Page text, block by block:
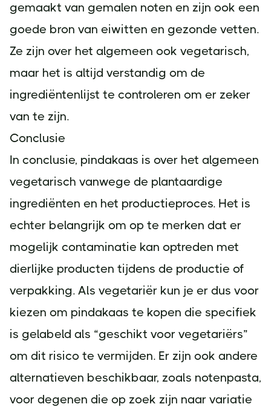
gemaakt van gemalen noten en zijn ook een
goede bron van eiwitten en gezonde vetten.
Ze zijn over het algemeen ook vegetarisch,
maar het is altijd verstandig om de
ingrediëntenlijst te controleren om er zeker
van te zijn.
Conclusie
In conclusie, pindakaas is over het algemeen
vegetarisch vanwege de plantaardige
ingrediënten en het productieproces. Het is
echter belangrijk om op te merken dat er
mogelijk contaminatie kan optreden met
dierlijke producten tijdens de productie of
verpakking. Als vegetariër kun je er dus voor
kiezen om pindakaas te kopen die specifiek
is gelabeld als “geschikt voor vegetariërs”
om dit risico te vermijden. Er zijn ook andere
alternatieven beschikbaar, zoals notenpasta,
voor degenen die op zoek zijn naar variatie